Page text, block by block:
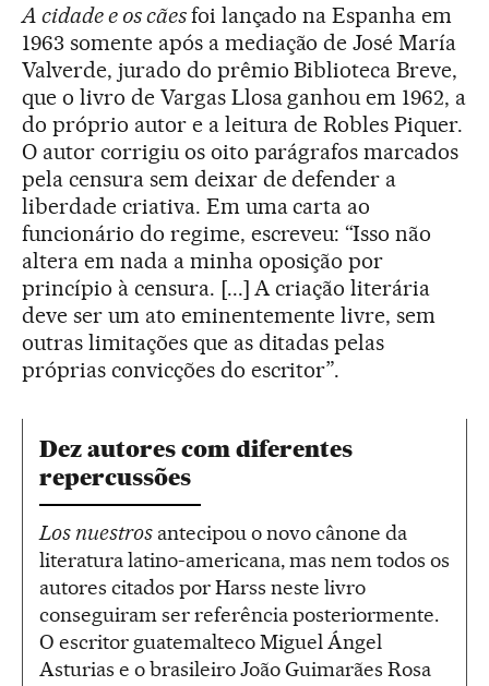
A cidade e os cãesfoi lançado na Espanha em
1963 somente após a mediação de José María
Valverde, jurado do prêmio Biblioteca Breve,
que o livro de Vargas Llosa ganhou em 1962, a
do próprio autor e a leitura de Robles Piquer.
O autor corrigiu os oito parágrafos marcados
pela censura sem deixar de defender a
liberdade criativa. Em uma carta ao
funcionário do regime, escreveu: “Isso não
altera em nada a minha oposição por
princípio à censura. [...] A criação literária
deve ser um ato eminentemente livre, sem
outras limitações que as ditadas pelas
próprias convicções do escritor”.
Dez autores com diferentes
repercussões
Los nuestros antecipou o novo cânone da
literatura latino-americana, mas nem todos os
autores citados por Harss neste livro
conseguiram ser referência posteriormente.
O escritor guatemalteco Miguel Ángel
Asturias e o brasileiro João Guimarães Rosa